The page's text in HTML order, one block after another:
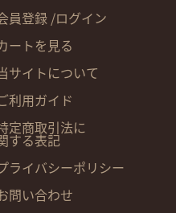
員登録 /ログイン
ートを見る
サイトについて
利用ガイド
定商取引法に
する表記
ライバシーポリシー
問い合わせ